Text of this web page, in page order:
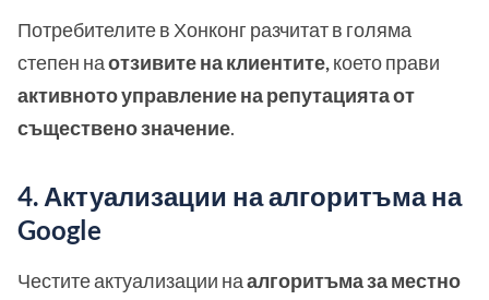
Потребителите в Хонконг разчитат в голяма
степен наотзивите на клиентите,което прави
активното управление на репутацията от
съществено значение.
4. Актуализации на алгоритъма на
Google
Честите актуализации наалгоритъма за местно